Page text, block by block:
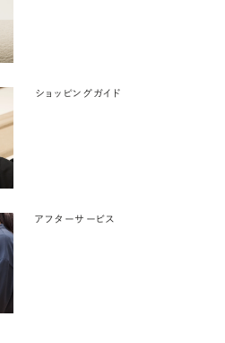
ショッピングガイド
アフターサービス